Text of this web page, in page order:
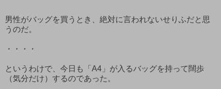
男性がバッグを買うとき、絶対に言われないせりふだと思
うのだ。
・・・・
というわけで、今日も「A4」が入るバッグを持って闊歩
（気分だけ）するのであった。